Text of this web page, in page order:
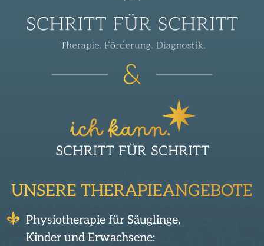
UNSERE THERAPIEANGEBOTE
Physiotherapie für Säuglinge,
Kinder und Erwachsene: